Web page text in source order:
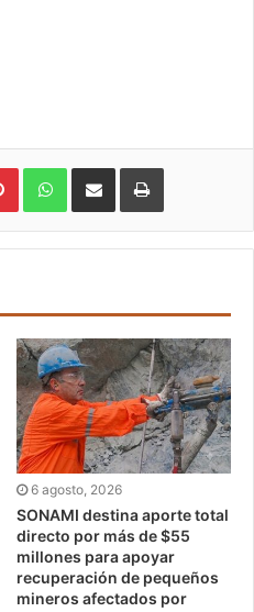
Pinterest WhatsApp
6 agosto, 2026
SONAMI destina aporte total
directo por más de $55
millones para apoyar
recuperación de pequeños
mineros afectados por